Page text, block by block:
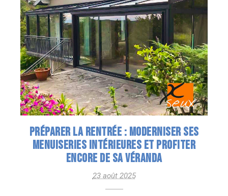
PRÉPARER LA RENTRÉE : MODERNISER SES
MENUISERIES INTÉRIEURES ET PROFITER
ENCORE DE SA VÉRANDA
23 août 2025